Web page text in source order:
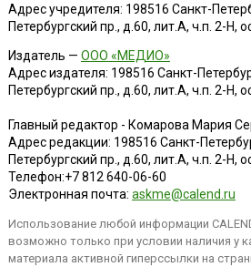
Адрес учредителя: 198516 Санкт-
Петербургский пр., д.60, лит.А, ч.п. 2-Н,
Издатель — ООО «МЕДИО»
Адрес издателя: 198516 Санкт-
Петербургский пр., д.60, лит.А, ч.п. 2-Н,
Главный редактор - Комарова Мария
Адрес редакции: 198516 Санкт-
Петербургский пр., д.60, лит.А, ч.п. 2-Н,
Телефон:+7 812 640-06-60
Электронная почта: askme@calend.ru
Использование любой информации
возможно только при условии наличия у
материала активной гиперссылки на